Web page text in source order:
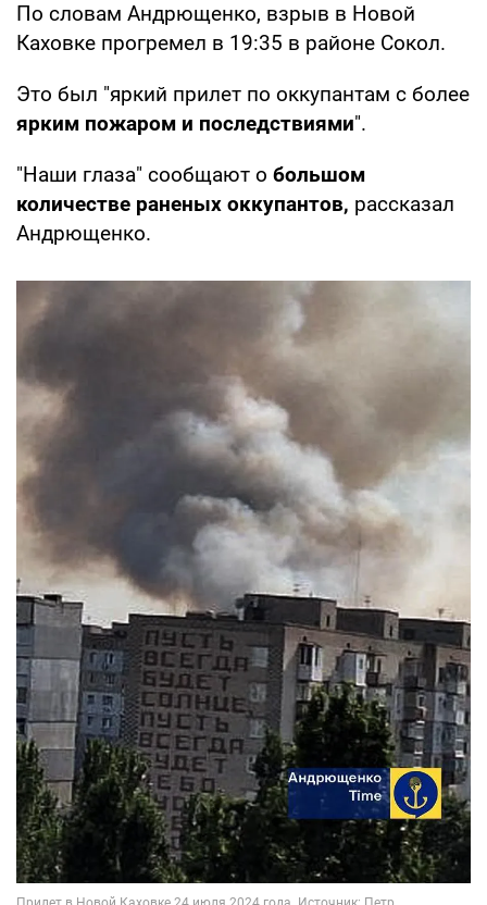
По словам Андрющенко, взрыв в Новой
Каховке прогремел в 19:35 в районе Сокол.
Это был "яркий прилет по оккупантам с более
ярким пожаром и последствиями".
"Наши глаза" сообщают о большом
количестве раненых оккупантов, рассказал
Андрющенко.